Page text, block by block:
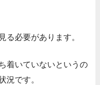
る必要があります。
着いていないというの
況です。